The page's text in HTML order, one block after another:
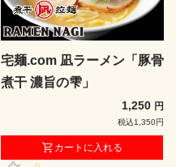
宅麺.com 凪ラーメン「豚骨
煮干 濃旨の雫」
1,250 円
税込1,350円
カートに入れる